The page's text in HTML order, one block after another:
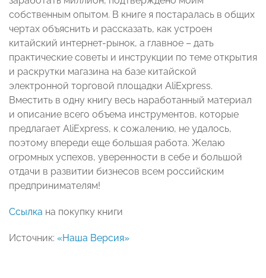
собственным опытом. В книге я постаралась в общих
чертах объяснить и рассказать, как устроен
китайский интернет-рынок, а главное – дать
практические советы и инструкции по теме открытия
и раскрутки магазина на базе китайской
электронной торговой площадки AliExpress.
Вместить в одну книгу весь наработанный материал
и описание всего объема инструментов, которые
предлагает AliExpress, к сожалению, не удалось,
поэтому впереди еще большая работа. Желаю
огромных успехов, уверенности в себе и большой
отдачи в развитии бизнесов всем российским
предпринимателям!
Ссылка на покупку книги
Источник: «Наша Версия»